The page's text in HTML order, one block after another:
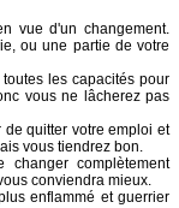
vue d'un changement.
ou une partie de votre
les capacités pour
vous ne lâcherez pas
quitter votre emploi et
vous tiendrez bon.
complètement
conviendra mieux.
enflammé et guerrier